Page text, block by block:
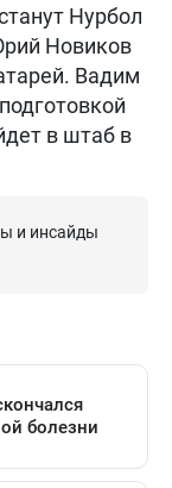
Нурбол
Новиков
Вадим
в штаб в
и инсайды